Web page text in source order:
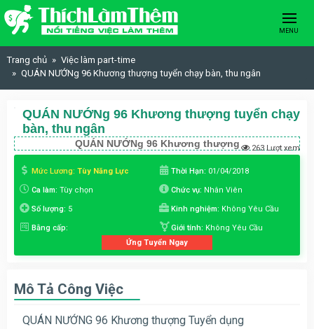
Skip to content
MENU
Trang chủ
Việc làm part-time
QUÁN NƯỚNg 96 Khương thượng tuyển chạy bàn, thu ngân
QUÁN NƯỚNg 96 Khương thượng tuyển chạy
bàn, thu ngân
QUÁN NƯỚNg 96 Khương thượng 263 Lượt xem
Mức Lương: Tùy Năng Lực Thời Hạn: 01/04/2018
Ca làm: Tùy chọn Chức vụ: Nhân Viên
Số lượng: 5 Kinh nghiệm: Không Yêu Cầu
Bằng cấp: Giới tính: Không Yêu Cầu
Ứng Tuyển Ngay
Mô Tả Công Việc
QUÁN NƯỚNG 96 Khương thượng Tuyển dụng